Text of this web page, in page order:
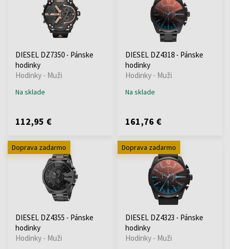
DIESEL DZ7350 - Pánske
hodinky
Hodinky - Muži
Na sklade
112,95 €
DIESEL DZ4318 - Pánske
hodinky
Hodinky - Muži
Na sklade
161,76 €
Doprava zadarmo
DIESEL DZ4355 - Pánske
hodinky
Hodinky - Muži
Doprava zadarmo
DIESEL DZ4323 - Pánske
hodinky
Hodinky - Muži